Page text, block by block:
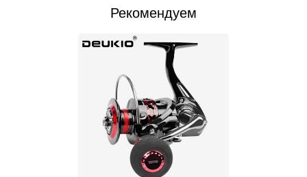
Рекомендуем